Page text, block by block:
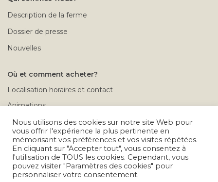
Description de la ferme
Dossier de presse
Nouvelles
Où et comment acheter?
Localisation horaires et contact
Animations
Rendez-vous à la ferme
Conditions de vente
Calendrier des déplacements
Problèmes après achat
Nous utilisons des cookies sur notre site Web pour
vous offrir l'expérience la plus pertinente en
mémorisant vos préférences et vos visites répétées.
En cliquant sur "Accepter tout", vous consentez à
l'utilisation de TOUS les cookies. Cependant, vous
pouvez visiter "Paramètres des cookies" pour
personnaliser votre consentement.